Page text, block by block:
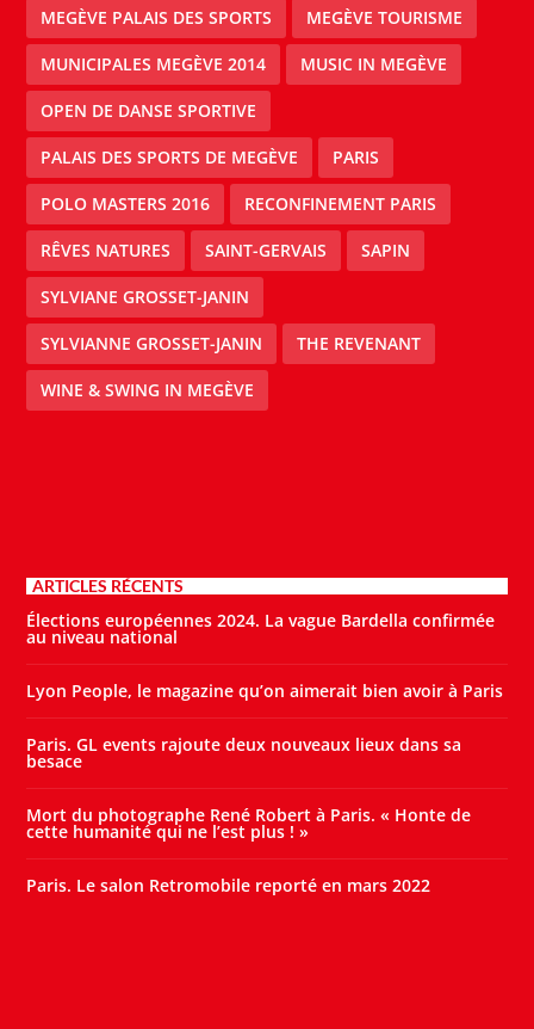
MEGÈVE PALAIS DES SPORTS MEGÈVE TOURISME
MUNICIPALES MEGÈVE 2014 MUSIC IN MEGÈVE
OPEN DE DANSE SPORTIVE
PALAIS DES SPORTS DE MEGÈVE PARIS
POLO MASTERS 2016 RECONFINEMENT PARIS
RÊVES NATURES SAINT-GERVAIS SAPIN
SYLVIANE GROSSET-JANIN
SYLVIANNE GROSSET-JANIN THE REVENANT
WINE & SWING IN MEGÈVE
ARTICLES RÉCENTS
Élections européennes 2024. La vague Bardella confirmée
au niveau national
Lyon People, le magazine qu’on aimerait bien avoir à Paris
Paris. GL events rajoute deux nouveaux lieux dans sa
besace
Mort du photographe René Robert à Paris. « Honte de
cette humanité qui ne l’est plus ! »
Paris. Le salon Retromobile reporté en mars 2022